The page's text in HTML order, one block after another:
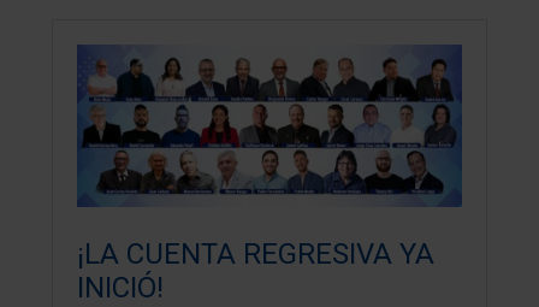
¡LA CUENTA REGRESIVA YA
INICIÓ!